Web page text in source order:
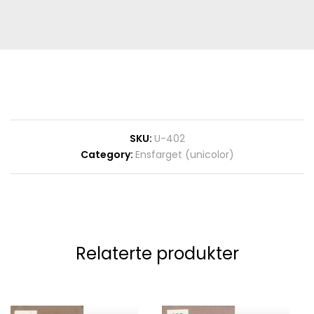
SKU: U-402
Category: Ensfarget (unicolor)
Relaterte produkter